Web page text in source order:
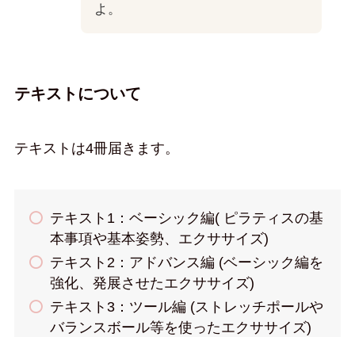
よ。
テキストについて
テキストは4冊届きます。
テキスト1：ベーシック編( ピラティスの基
本事項や基本姿勢、エクササイズ)
テキスト2：アドバンス編 (ベーシック編を
強化、発展させたエクササイズ)
テキスト3：ツール編 (ストレッチポールや
バランスボール等を使ったエクササイズ)